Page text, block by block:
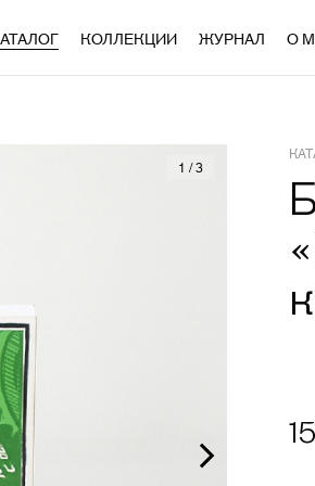
КОЛЛЕКЦИИ ЖУРНАЛ О
1 /3